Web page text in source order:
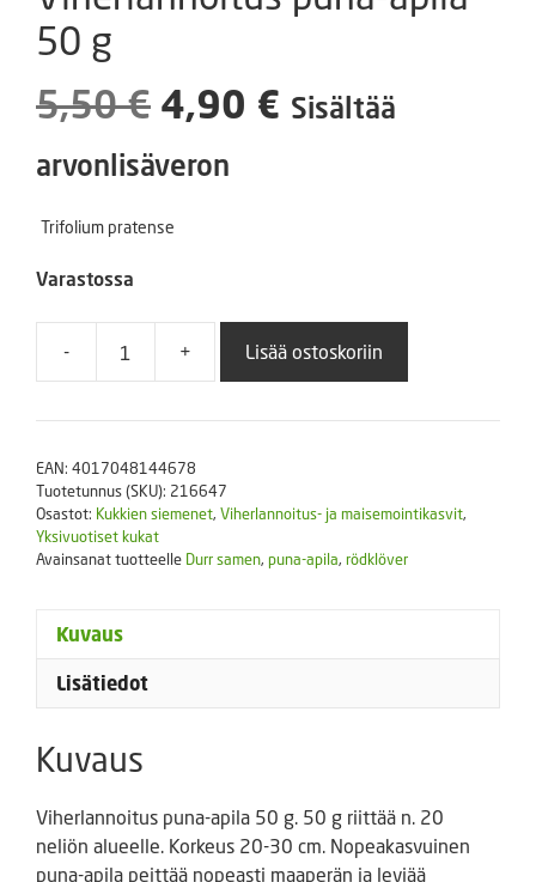
50 g
5,50€ Alkuperäinen
hinta
oli:
4,90 € Nykyinen
Sisältää
arvonlisäveron
Trifolium pratense
Varastossa
-
Viherlannoitus
apila
määrä
+ Lisää ostoskoriin
EAN: 4017048144678
Tuotetunnus (SKU): 216647
Osastot: Kukkien siemenet, Viherlannoitus- ja maisemointikasvit,
Yksivuotiset kukat
Avainsanat tuotteelle Durr samen, puna-apila, rödklöver
Kuvaus
Lisätiedot
Kuvaus
Viherlannoitus puna-apila 50 g. 50 g riittää n. 20
neliön alueelle. Korkeus 20-30 cm. Nopeakasvuinen
puna-apila peittää nopeasti maaperän ja leviää